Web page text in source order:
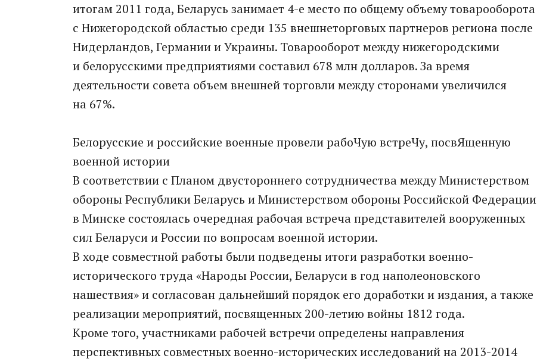
итогам 2011 года, Беларусь занимает 4-е место по общему объему товарооборота
с Нижегородской областью среди 135 внешнеторговых партнеров региона после
Нидерландов, Германии и Украины. Товарооборот между нижегородскими
и белорусскими предприятиями составил 678 млн долларов. За время
деятельности совета объем внешней торговли между сторонами увеличился
на 67%.
Белорусские и российские военные провели рабоЧую встреЧу, посвЯщенную
военной истории
В соответствии с Планом двустороннего сотрудничества между Министерством
обороны Республики Беларусь и Министерством обороны Российской Федерации
в Минске состоялась очередная рабочая встреча представителей вооруженных
сил Беларуси и России по вопросам военной истории.
В ходе совместной работы были подведены итоги разработки военно-
исторического труда «Народы России, Беларуси в год наполеоновского
нашествия» и согласован дальнейший порядок его доработки и издания, а также
реализации мероприятий, посвященных 200-летию войны 1812 года.
Кроме того, участниками рабочей встречи определены направления
перспективных совместных военно-исторических исследований на 2013-2014